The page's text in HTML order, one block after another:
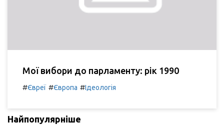
Мої вибори до парламенту: рік 1990
#Євреї #Європа #Ідеологія
Найпопулярніше